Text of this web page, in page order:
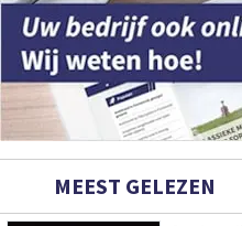
MEEST GELEZEN